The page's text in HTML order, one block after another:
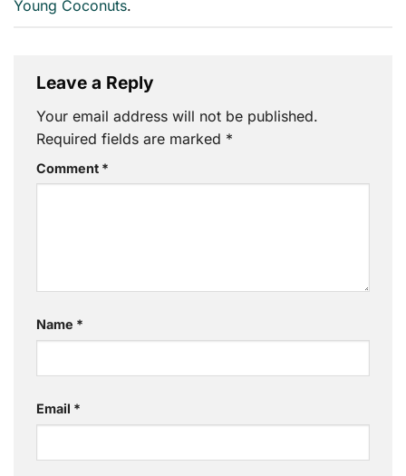
Young Coconuts.
Leave a Reply
Your email address will not be published.
Required fields are marked *
Comment *
Name *
Email *